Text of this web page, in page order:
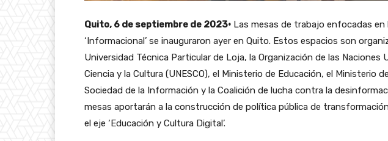
Quito, 6 de septiembre de 2023· Las mesas de trabajo enfocadas
‘Informacional’ se inauguraron ayer en Quito. Estos espacios son
Universidad Técnica Particular de Loja, la Organización de las Naciones
Ciencia y la Cultura (UNESCO), el Ministerio de Educación, el Ministerio
Sociedad de la Información y la Coalición de lucha contra la
mesas aportarán a la construcción de política pública de
el eje ‘Educación y Cultura Digital’.